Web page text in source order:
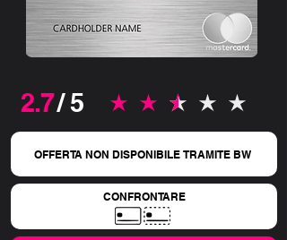
2.7/ 5 la valutazione media è 2.7 su 5
OFFERTA NON DISPONIBILE TRAMITE BW
CONFRONTARE